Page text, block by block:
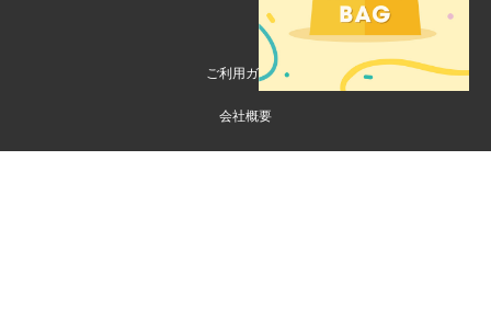
ご利用ガイド
会社概要